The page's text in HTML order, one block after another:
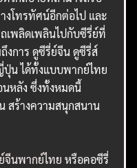
งโทรทัศน์อีกต่อไป และ
เพลิดเพลินไปกับซีรี่ย์ที่
งการ ดูซีรี่ย์จีน ดูซีรี่ส์
น ได้ทั้งแบบพากย์ไทย
นหลัง ซึ่งทั้งหมดนี้
สร้างความสนุกสนาน
จีนพากย์ไทย หรือคอซีรี่